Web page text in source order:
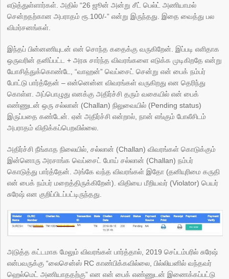
எடுத்துள்ளார்கள். அதில் “26 ஜூன் அன்று சீட் பெல்ட் அணியாமல்
சென்றதற்கான அபராதம் ரூ.100/-” என்று இருந்தது. இதை வைத்து பல
விமர்சனங்கள்.
இந்தப் பின்னணியுடன் என் சொந்த கதைக்கு வருகிறேன். இப்படி எளிதாக
ஒருவரின் தனிப்பட்ட + அரசு சார்ந்த விவரங்களை எடுக்க முடிகிறதே என்று
யோசித்துக்கொண்டே, “வாஹன்” வெப்சைட் சென்று என் பைக் நம்பர்
போட்டு பார்த்தேன் – என்னென்ன விவரங்கள் வருகிறது என தெரிந்து
கொள்ள. அப்பொழுது எனக்கு அதிர்ச்சி தரும் வகையில் என் பைக்
எண்ணுடன் ஒரு சல்லான் (Challan) நிலுவையில் (Pending status)
இருப்பதை கண்டேன். ஏன் அதிர்ச்சி என்றால், நான் எங்கும் போலீசிடம்
அபராதம் விதிக்கப்பெறவில்லை.
அதிர்ச்சி நீங்காத நிலையில், சல்லான் (Challan) விவரங்கள் கொடுக்கும்
இன்னொரு அரசாங்க வெப்சைட் போய் சல்லான் (Challan) நம்பர்
கொடுத்து பார்த்தேன். அங்கே வந்த விவரங்கள் இதோ (தனியுரிமை கருதி
என் பைக் நம்பர் மறைத்திருக்கிறேன்). விதியை மீறியவர் (Violator) பெயர்
சுரேஷ் என குறிப்பிடப்பட்டிருந்தது.
அடுத்த கட்டமாக மேலும் விவரங்கள் பார்த்தால், 2019 செப்டம்பரில் சுரேஷ்
என்பவருக்கு “லைசென்ஸ் RC காண்பிக்கவில்லை, பில்லியனில் வந்தவர்
ஹெல்மெட் அணியாததற்கு” என என் பைக் எண்ணுடன் இணைக்கப்பட்டு